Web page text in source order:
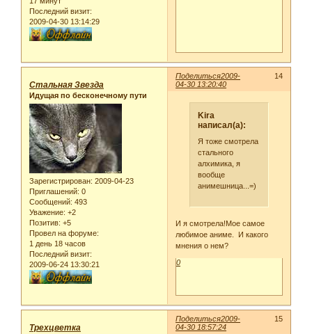
Последний визит:
2009-04-30 13:14:29
Поделиться 14
2009-
04-30 13:20:40
Стальная Звезда
Идущая по бесконечному пути
Зарегистрирован: 2009-04-23
Приглашений: 0
Сообщений: 493
Уважение: +2
Позитив: +5
Провел на форуме:
1 день 18 часов
Последний визит:
2009-06-24 13:30:21
Kira
написал(а):
Я тоже смотрела
стального
алхимика, я
вообще
анимешница...=)
И я смотрела!Мое самое
любимое аниме. И какого
мнения о нем?
0
Поделиться 15
2009-
04-30 18:57:24
Трехцветка